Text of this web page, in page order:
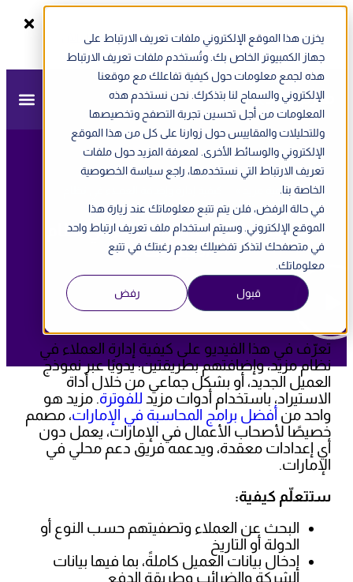
يخزن هذا الموقع الإلكتروني ملفات تعريف الارتباط على
جهاز الكمبيوتر الخاص بك. وتُستخدم ملفات تعريف الارتباط
هذه لجمع معلومات حول كيفية تفاعلك مع موقعنا
الإلكتروني والسماح لنا بتذكرك. نحن نستخدم هذه
المعلومات من أجل تحسين تجربة التصفح وتخصيصها
وللتحليلات والمقاييس حول زوارنا على كل من هذا الموقع
الإلكتروني والوسائط الأخرى. لمعرفة المزيد حول ملفات
تعريف الارتباط التي نستخدمها، راجع سياسة الخصوصية
الخاصة بنا.
في حالة الرفض، فلن يتم تتبع معلوماتك عند زيارة هذا
الموقع الإلكتروني. وسيتم استخدام ملف تعريف ارتباط واحد
في متصفحك لتذكر تفضيلك بعدم رغبتك في تتبع
معلوماتك.
قبول رفض
ندوة أونلاين - الفاتورة الإلكترونية في الإمارات سجل الآن
مزيد»أكاديمية مزيد
المبيعات
كيفية إدارة وإضافة العملاء في نظام
المبيعات
Description:
تعرّف في هذا الفيديو على كيفية إدارة العملاء في
نظام مزيد، وإضافتهم بطريقتين: يدويًا عبر نموذج
العميل الجديد، أو بشكل جماعي من خلال أداة
الاستيراد، باستخدام أدوات مزيد للفوترة. مزيد هو
واحد من أفضل برامج المحاسبة في الإمارات، مصمم
خصيصًا لأصحاب الأعمال في الإمارات، يعمل دون
أي إعدادات معقدة، ويدعمه فريق دعم محلي في
الإمارات.
ستتعلّم كيفية:
البحث عن العملاء وتصفيتهم حسب النوع أو
الدولة أو التاريخ
إدخال بيانات العميل كاملةً، بما فيها بيانات
الشركة والضرائب وطريقة الدفع